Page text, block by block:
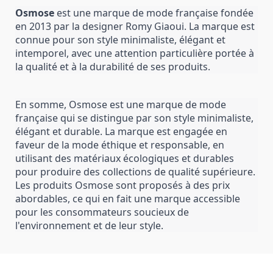
Osmose est une marque de mode française fondée
en 2013 par la designer Romy Giaoui. La marque est
connue pour son style minimaliste, élégant et
intemporel, avec une attention particulière portée à
la qualité et à la durabilité de ses produits.
En somme, Osmose est une marque de mode
française qui se distingue par son style minimaliste,
élégant et durable. La marque est engagée en
faveur de la mode éthique et responsable, en
utilisant des matériaux écologiques et durables
pour produire des collections de qualité supérieure.
Les produits Osmose sont proposés à des prix
abordables, ce qui en fait une marque accessible
pour les consommateurs soucieux de
l'environnement et de leur style.